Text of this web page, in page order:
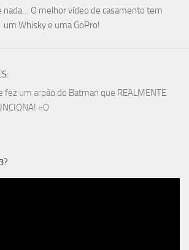
nada… O melhor vídeo de casamento tem
um Whisky e uma GoPro!
fez um arpão do Batman que REALMENTE
=O